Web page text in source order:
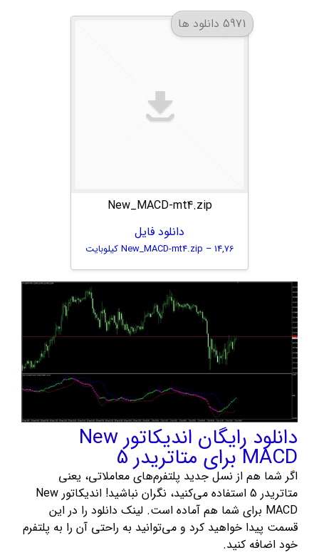
5971 دانلود ها
New_MACD-mt4.zip
دانلود فایل
New_MACD-mt4.zip – 14,76 کیلوبایت
دانلود رایگان اندیکاتور New
MACD برای متاتریدر 5
اگر شما هم از نسل جدید پلتفرم‌های معاملاتی، یعنی
متاتریدر 5 استفاده می‌کنید، نگران نباشید! اندیکاتور New
MACD برای شما هم آماده است. لینک دانلود را در این
قسمت پیدا خواهید کرد و می‌توانید به راحتی آن را به پلتفرم
خود اضافه کنید.